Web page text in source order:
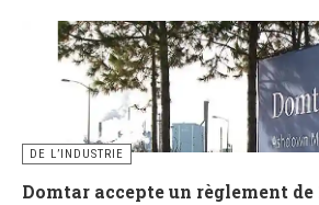
DE L’INDUSTRIE
Domtar accepte un règlement de